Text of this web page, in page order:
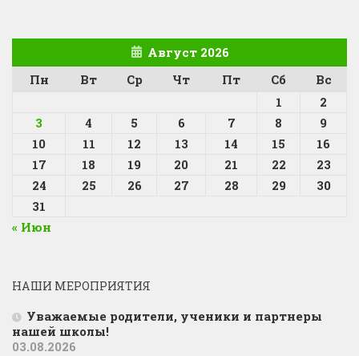
Август 2026
Пн
Вт Ср Чт Пт Сб
Вс
1
2
3
4 5 6 7 8
9
10
11 12 13 14 15
16
17
18 19 20 21 22
23
24
25 26 27 28 29
30
31
« Июн
НАШИ МЕРОПРИЯТИЯ
Уважаемые родители, ученики и партнеры
нашей школы!
03.08.2026